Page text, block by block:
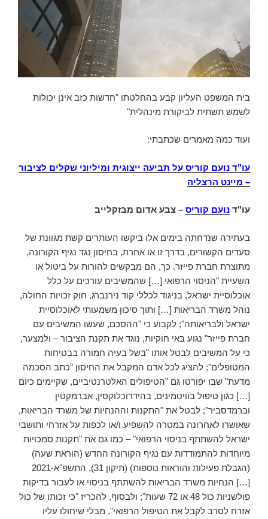
בית המשפט העליון קבע בהחלטתו "חדשות כזב אינן יכולות
לשמש תשתית לביקורת מינהלית"
ועוד כמה מאמרים שכתבתי:
עו"ד נועם קוריס על תביעה ייצוגית ומיליוני שקלים לציבור
– מיינט הרצליה
עו"ד נועם קוריס – צבע אדום מבזקלייב
בעתירה שנדחתה בימים אלו ביקשו העותרים קשת מגוונת של
סעדים הקשורים, בדרך זו או אחרת, בחיסון נגד נגיף הקורונה,
מתוצרת חברת פייזר. כך, הם מבקשים להורות על ביטול או
השעיית "הניסוי הרפואי […] שהמשיבים עורכים על כלל
אוכלוסיית ישראל, בניגוד לכללי קוד נירנברג, חוק זכויות החולה,
נוהל משרד הבריאות […] ותוך סיכון משמעותי לאוכלוסיית
ישראל ולבריאותה"; לקבוע כי "ההסכם, שעשו המשיבים עם
חברת פייזר" נגוע באי חוקיות, נוגד את תקנת הציבור – ולמצער,
כי על המשיבים לבטל אותו "בשל בעיה חמורה בבטיחות
המטופלים"; להציג לכל אדם המקבל את החיסון "כתב הסכמה
מדעת" שבו יפורטו גם "הטיפולים האלטרנטיביים, שקיימים כיום
[…] כגון טיפול בוויטמינים, בהידרוכלוקסין, אברמקטין
וברמדסביר"; לבטל את "התקנות וההנחיות של משרד הבריאות,
שאושרו לאחרונה במטרה להשפיע ו/או לכפות על אזרחי ותושבי
ישראל להשתתף בניסוי הרפואי" – כמו גם את "תקנות סמכויות
מיוחדות להתמודדות עם נגיף הקורונה החדש (הוראת שעה)
(הגבלת פעילות והוראות נוספות) (תיקון 31), התשפ"א-2021
[…] הנחיות משרד הבריאות להשתתף בניסוי או לעבור בדיקות
פולשניות כול 48 או 72 שעות"; ולבסוף, להכריז "כי זכותו של כול
אזרח לסרב לקבל את הטיפול הרפואי", מבלי שיחולו עליו